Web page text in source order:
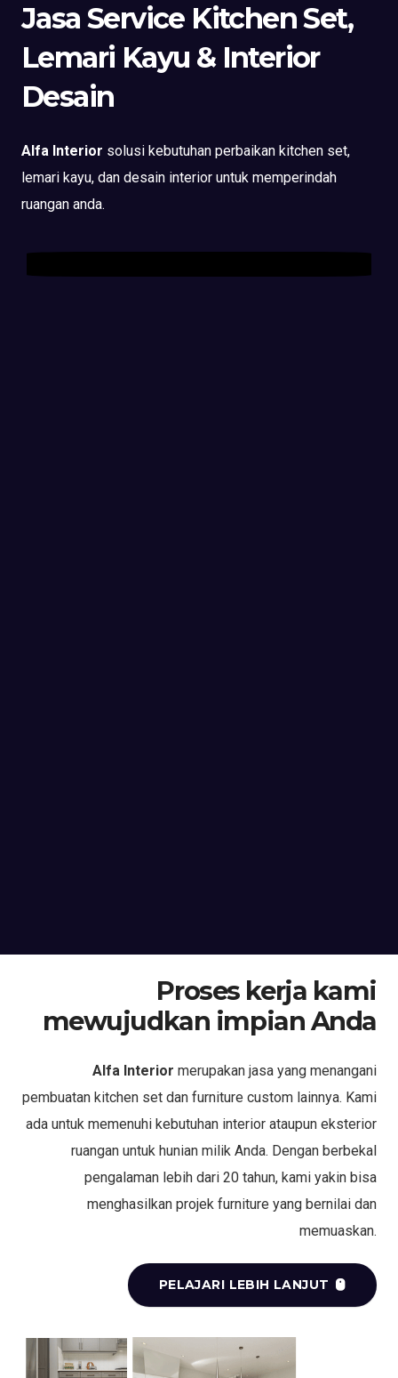
Jasa Service Kitchen Set,
Lemari Kayu & Interior
Desain
Alfa Interior solusi kebutuhan perbaikan kitchen set,
lemari kayu, dan desain interior untuk memperindah
ruangan anda.
Proses kerja kami
mewujudkan impian Anda
Alfa Interior merupakan jasa yang menangani
pembuatan kitchen set dan furniture custom lainnya. Kami
ada untuk memenuhi kebutuhan interior ataupun eksterior
ruangan untuk hunian milik Anda. Dengan berbekal
pengalaman lebih dari 20 tahun, kami yakin bisa
menghasilkan projek furniture yang bernilai dan
memuaskan.
PELAJARI LEBIH LANJUT